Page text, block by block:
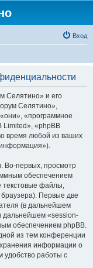
Вход
Селятино» и его
Селятино»,
«программное
Limited», «phpBB
время любой из ваших
Во-первых, просмотр
обеспечением
текстовые файлы,
Первые две
(в дальнейшем
дальнейшем «session-
обеспечением phpBB.
из тем конференции
информации о
удобство работы с